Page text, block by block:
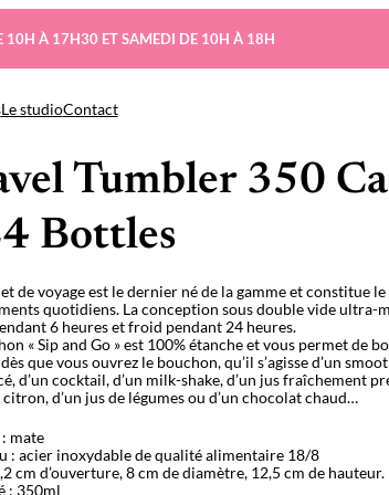
10H À 17H30 ET SAMEDI DE 10H À 18H
Le studioContact
Tumbler 350
Bottles
de voyage est le dernier né de la gamme et constitue
quotidiens. La conception sous double vide ultra-
6 heures et froid pendant 24 heures.
« Sip and Go » est 100% étanche et vous permet de
que vous ouvrez le bouchon, qu’il s’agisse d’un
d’un cocktail, d’un milk-shake, d’un jus fraîchement
citron, d’un jus de légumes ou d’un chocolat chaud…
mate
: acier inoxydable de qualité alimentaire 18/8
cm d’ouverture, 8 cm de diamètre, 12,5 cm de hauteur.
: 350ml